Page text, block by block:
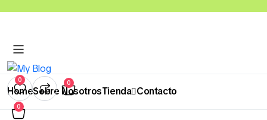
0 0
0
HomeSobre NosotrosTienda Contacto